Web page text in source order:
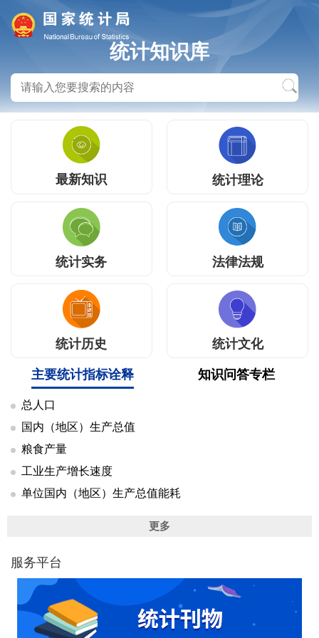
统计知识库
最新知识 统计理论
统计实务 法律法规
统计历史 统计文化
主要统计指标诠释 知识问答专栏
总人口
国内（地区）生产总值
粮食产量
工业生产增长速度
单位国内（地区）生产总值能耗
更多
服务平台